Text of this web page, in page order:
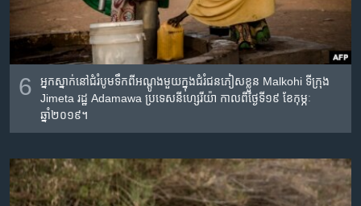
6
អ្នក​ស្នាក់​នៅ​ជំរំ​បូម​ទឹក​ពី​អណ្តូង​មួយ​ក្នុង​ជំរំ​ជនភៀស​ខ្លួន​ Malkohi ទីក្រុង​
Jimeta រដ្ឋ​ Adamawa ប្រទេស​នីហ្សេរីយ៉ា កាលពី​ថ្ងៃទី​១៩ ខែ​កុម្ភៈ
ឆ្នាំ២០១៩។